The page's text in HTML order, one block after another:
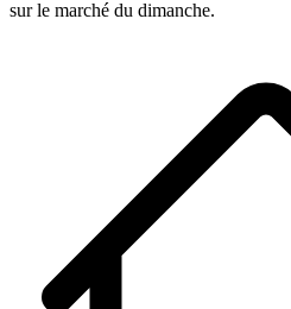
sur le marché du dimanche.